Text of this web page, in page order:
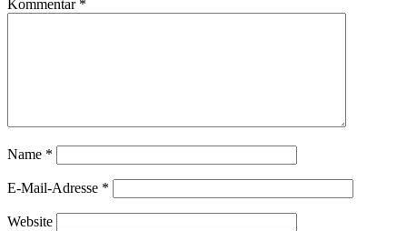
Kommentar *
Name *
E-Mail-Adresse *
Website